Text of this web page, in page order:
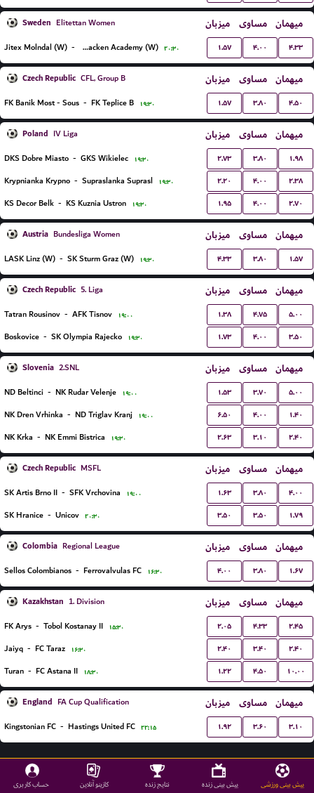
Sweden Elitettan Women میزبان مساوی میهمان
Jitex Molndal (W) - BK Hacken Academy (W) ۲۰:۳۰ ۱.۵۷ ۴.۰۰ ۴.۳۳
Czech Republic CFL, Group B میزبان مساوی میهمان
FK Banik Most - Sous - FK Teplice B ۱۹:۳۰ ۱.۵۷ ۳.۸۰ ۴.۵۰
Poland IV Liga میزبان مساوی میهمان
DKS Dobre Miasto - GKS Wikielec ۱۹:۳۰ ۲.۷۳ ۳.۸۰ ۱.۹۸
Krypnianka Krypno - Supraslanka Suprasl ۱۹:۳۰ ۲.۲۰ ۴.۰۰ ۲.۳۸
KS Decor Belk - KS Kuznia Ustron ۱۹:۳۰ ۱.۹۵ ۴.۰۰ ۲.۷۰
Austria Bundesliga Women میزبان مساوی میهمان
LASK Linz (W) - SK Sturm Graz (W) ۱۹:۳۰ ۴.۳۳ ۳.۸۰ ۱.۵۷
Czech Republic 5. Liga میزبان مساوی میهمان
Tatran Rousinov - AFK Tisnov ۱۹:۰۰ ۱.۳۸ ۴.۷۵ ۵.۰۰
Boskovice - SK Olympia Rajecko ۱۹:۳۰ ۱.۷۳ ۴.۰۰ ۳.۵۰
Slovenia 2.SNL میزبان مساوی میهمان
ND Beltinci - NK Rudar Velenje ۱۹:۰۰ ۱.۵۳ ۳.۷۰ ۵.۰۰
NK Dren Vrhinka - ND Triglav Kranj ۱۹:۰۰ ۶.۵۰ ۴.۰۰ ۱.۴۰
NK Krka - NK Emmi Bistrica ۱۹:۳۰ ۲.۶۳ ۳.۱۰ ۲.۴۰
Czech Republic MSFL میزبان مساوی میهمان
SK Artis Brno II - SFK Vrchovina ۱۹:۰۰ ۱.۶۳ ۳.۸۰ ۴.۰۰
SK Hranice - Unicov ۲۰:۳۰ ۳.۵۰ ۳.۵۰ ۱.۷۹
Colombia Regional League میزبان مساوی میهمان
Sellos Colombianos - Ferrovalvulas FC ۱۶:۳۰ ۴.۰۰ ۳.۸۰ ۱.۶۷
Kazakhstan 1. Division میزبان مساوی میهمان
FK Arys - Tobol Kostanay II ۱۵:۳۰ ۲.۰۵ ۴.۳۳ ۲.۴۵
Jaiyq - FC Taraz ۱۶:۳۰ ۲.۴۰ ۳.۴۰ ۲.۴۰
Turan - FC Astana II ۱۸:۳۰ ۱.۲۲ ۴.۵۰ ۱۰.۰۰
England FA Cup Qualification میزبان مساوی میهمان
Kingstonian FC - Hastings United FC ۲۲:۱۵ ۱.۹۲ ۳.۶۰ ۳.۱۰
پیش بینی ورزشی پیش بینی زنده نتایج زنده کازینو آنلاین حساب کاربری